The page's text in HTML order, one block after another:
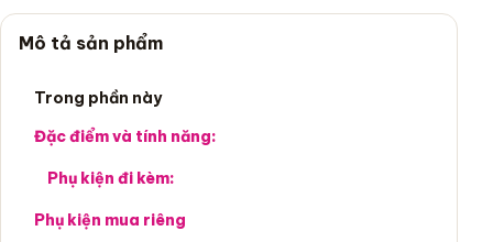
Mô tả sản phẩm
Trong phần này
Đặc điểm và tính năng:
Phụ kiện đi kèm:
Phụ kiện mua riêng